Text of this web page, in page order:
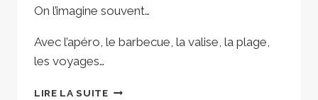
On l’imagine souvent…
Avec l’apéro, le barbecue, la valise, la plage,
les voyages…
LIRE LA SUITEL’ESPRIT